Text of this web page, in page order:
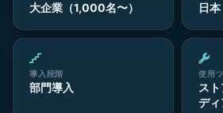
大企業（1,000名〜） 日本
導入段階
部門導入
使用
ス
ディ